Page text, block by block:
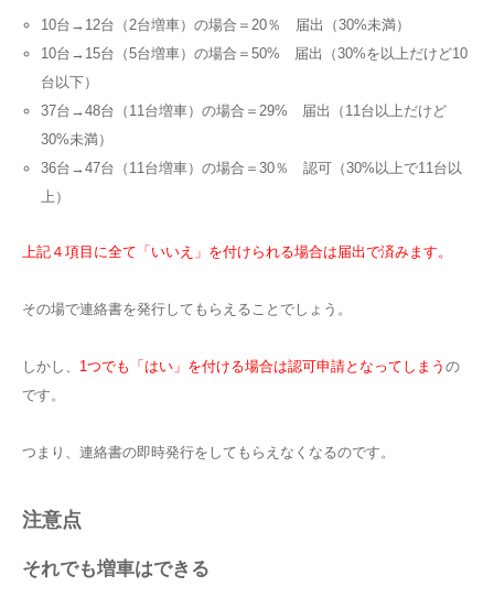
10台→12台（2台増車）の場合＝20％ 届出（30%未満）
10台→15台（5台増車）の場合＝50% 届出（30%を以上だけど10
台以下）
37台→48台（11台増車）の場合＝29% 届出（11台以上だけど
30%未満）
36台→47台（11台増車）の場合＝30％ 認可（30%以上で11台以
上）
上記４項目に全て「いいえ」を付けられる場合は届出で済みます。
その場で連絡書を発行してもらえることでしょう。
しかし、 1つでも「はい」を付ける場合は認可申請となってしまう の
です。
つまり、連絡書の即時発行をしてもらえなくなるのです。
注意点
それでも増車はできる